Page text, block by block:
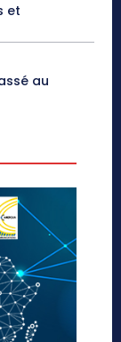
et
au